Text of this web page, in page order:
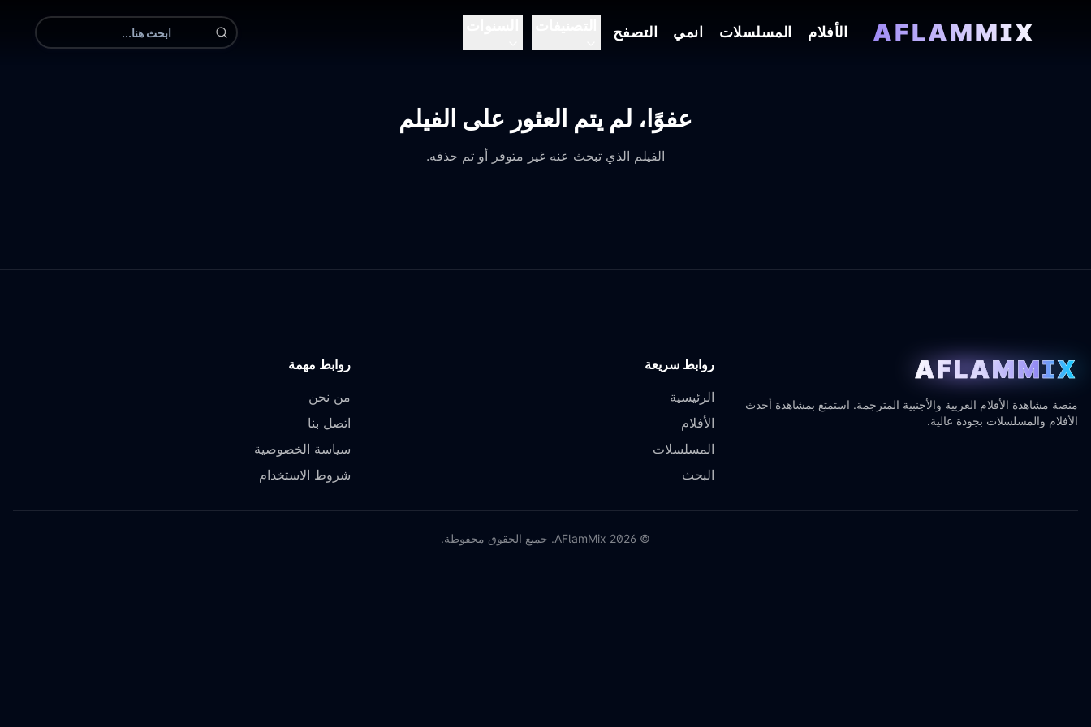
AFLAMMIX الأفلام المسلسلات انمي التصفح
عفوًا، لم يتم العثور على الفيلم
الفيلم الذي تبحث عنه غير متوفر أو تم حذفه.
AFLAMMIX
منصة مشاهدة الأفلام العربية والأجنبية المترجمة. استمتع بمشاهدة أحدث
الأفلام والمسلسلات بجودة عالية.
روابط سريعة
الرئيسية
الأفلام
المسلسلات
البحث
روابط مهمة
من نحن
اتصل بنا
سياسة الخصوصية
شروط الاستخدام
©
2026